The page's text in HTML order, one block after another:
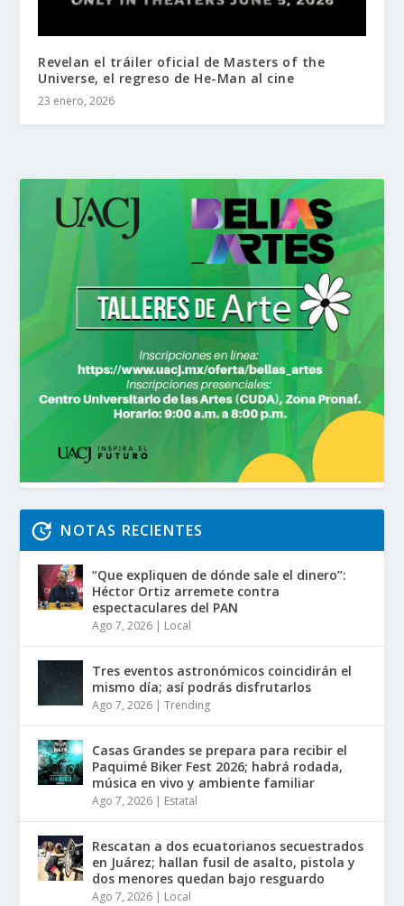
Revelan el tráiler oficial de Masters of the
Universe, el regreso de He-Man al cine
23 enero, 2026
NOTAS RECIENTES
“Que expliquen de dónde sale el dinero”:
Héctor Ortiz arremete contra
espectaculares del PAN
Ago 7, 2026 | Local
Tres eventos astronómicos coincidirán el
mismo día; así podrás disfrutarlos
Ago 7, 2026 |Trending
Casas Grandes se prepara para recibir el
Paquimé Biker Fest 2026; habrá rodada,
música en vivo y ambiente familiar
Ago 7, 2026 | Estatal
Rescatan a dos ecuatorianos secuestrados
en Juárez; hallan fusil de asalto, pistola y
dos menores quedan bajo resguardo
Ago 7, 2026 | Local